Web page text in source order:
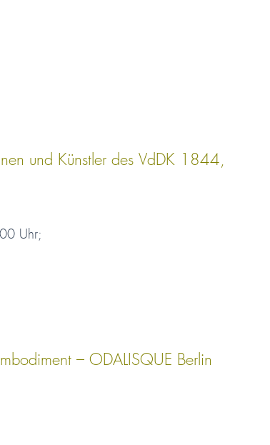
und Künstler des VdDK 1844,
Uhr;
– ODALISQUE Berlin